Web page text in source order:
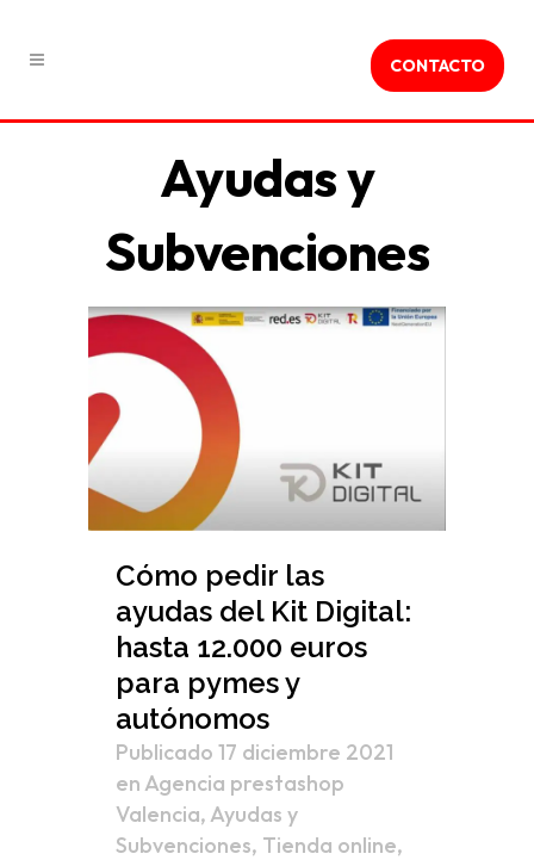
CONTACTO
Ayudas y
Subvenciones
Cómo pedir las
ayudas del Kit Digital:
hasta 12.000 euros
para pymes y
autónomos
Publicado 17 diciembre 2021
en Agencia prestashop
Valencia, Ayudas y
Subvenciones, Tienda online,